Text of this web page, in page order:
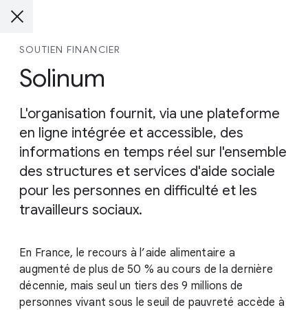
SOUTIEN FINANCIER
Solinum
L'organisation fournit, via une plateforme
en ligne intégrée et accessible, des
informations en temps réel sur l'ensemble
des structures et services d'aide sociale
pour les personnes en difficulté et les
travailleurs sociaux.
En France, le recours à l’aide alimentaire a
augmenté de plus de 50 % au cours de la dernière
décennie, mais seul un tiers des 9 millions de
personnes vivant sous le seuil de pauvreté accède à